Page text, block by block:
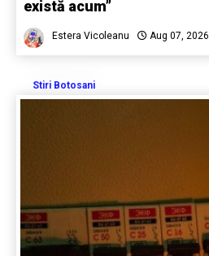
există acum”
Estera Vicoleanu Aug 07, 2026
Stiri Botosani